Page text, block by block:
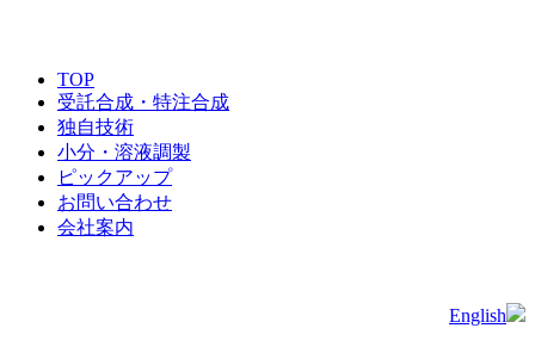
TOP
受託合成・特注合成
独自技術
小分・溶液調製
ピックアップ
お問い合わせ
会社案内
English